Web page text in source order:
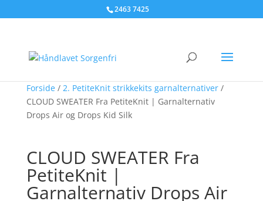
2463 7425
Forside/ 2. PetiteKnit strikkekits garnalternativer/
CLOUD SWEATER Fra PetiteKnit | Garnalternativ
Drops Air og Drops Kid Silk
CLOUD SWEATER Fra
PetiteKnit |
Garnalternativ Drops Air